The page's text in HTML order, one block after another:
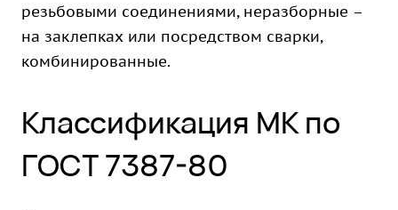
резьбовыми соединениями, неразборные –
на заклепках или посредством сварки,
комбинированные.
Классификация МК по
ГОСТ 7387-80